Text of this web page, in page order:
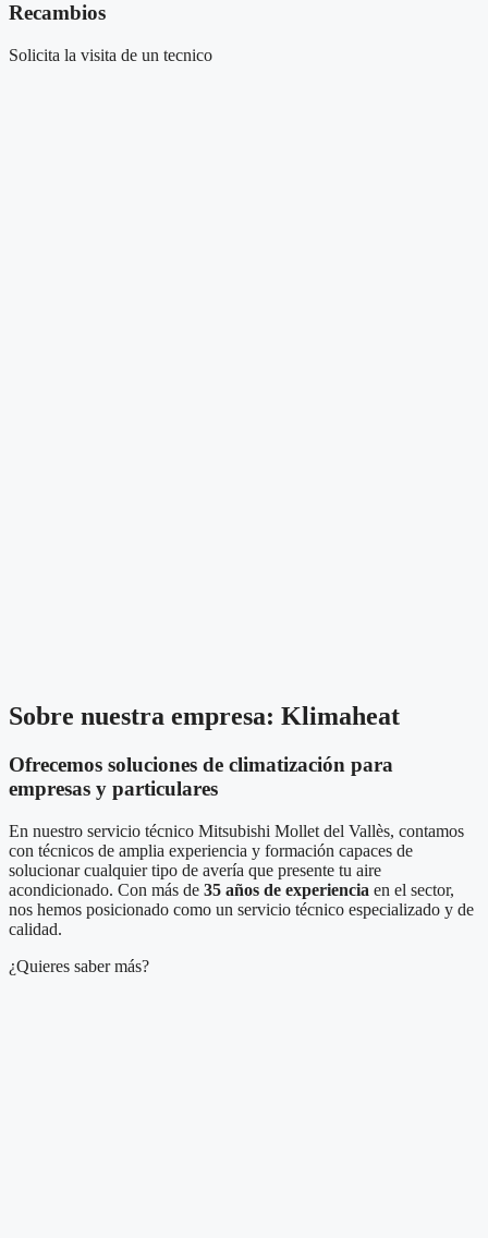
Recambios
Solicita la visita de un tecnico
Sobre nuestra empresa: Klimaheat
Ofrecemos soluciones de climatización para
empresas y particulares
En nuestro servicio técnico Mitsubishi Mollet del Vallès, contamos
con técnicos de amplia experiencia y formación capaces de
solucionar cualquier tipo de avería que presente tu aire
acondicionado. Con más de 35 años de experiencia en el sector,
nos hemos posicionado como un servicio técnico especializado y de
calidad.
¿Quieres saber más?